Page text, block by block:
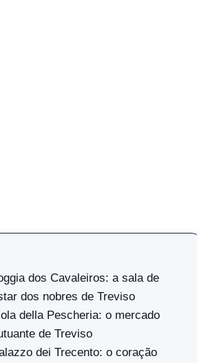
dos Cavaleiros: a sala de
dos nobres de Treviso
della Pescheria: o mercado
de Treviso
dei Trecento: o coração